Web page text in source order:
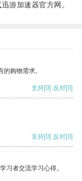
游加速器官方网。
购物需求。
支持[0] 反对[0]
支持[0] 反对[0]
习者交流学习心得。